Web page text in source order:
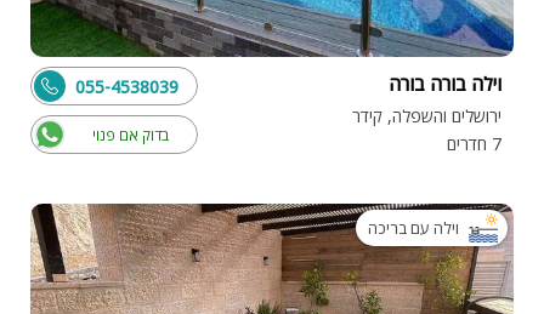
וילה בורה בורה
ירושלים והשפלה, קידר
7 חדרים
בדוק אם פנוי
055-4538039
וילה עם בריכה